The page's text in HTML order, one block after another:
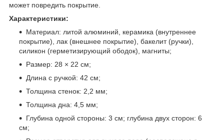
может повредить покрытие.
Характеристики:
Материал: литой алюминий, керамика (внутреннее
покрытие), лак (внешнее покрытие), бакелит (ручки),
силикон (герметизирующий ободок), магниты;
Размер: 28 × 22 см;
Длина с ручкой: 42 см;
Толщина стенок: 2,2 мм;
Толщина дна: 4,5 мм;
Глубина одной стороны: 3 см; глубина двух сторон: 6
см;